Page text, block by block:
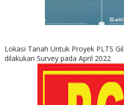
Lokasi Tanah Untuk Proyek PLTS
dilakukan Survey pada April 2022